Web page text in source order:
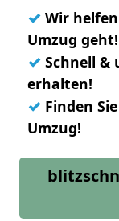
✓ Wir
Umzug geht!
✓ Schnell &
erhalten!
✓ Finden
Umzug!